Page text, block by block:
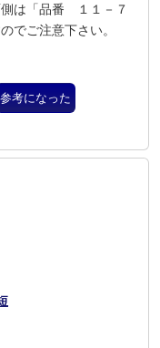
は「品番 １１－７
でご注意下さい。
参考になった